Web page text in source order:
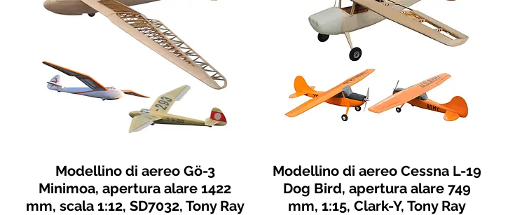
Modellino di aereo Gö-3
Minimoa, apertura alare 1422
mm, scala 1:12, SD7032, Tony Ray
Modellino di aereo Cessna L-19
Dog Bird, apertura alare 749
mm, 1:15, Clark-Y, Tony Ray